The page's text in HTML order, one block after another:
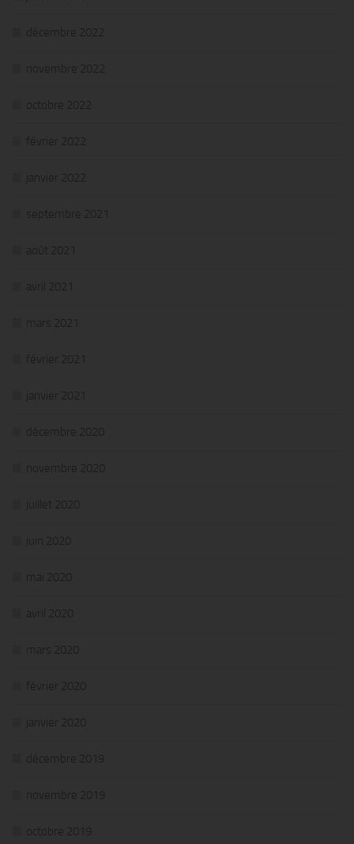
décembre 2022
novembre 2022
octobre 2022
février 2022
janvier 2022
septembre 2021
août 2021
avril 2021
mars 2021
février 2021
janvier 2021
décembre 2020
novembre 2020
juillet 2020
juin 2020
mai 2020
avril 2020
mars 2020
février 2020
janvier 2020
décembre 2019
novembre 2019
octobre 2019